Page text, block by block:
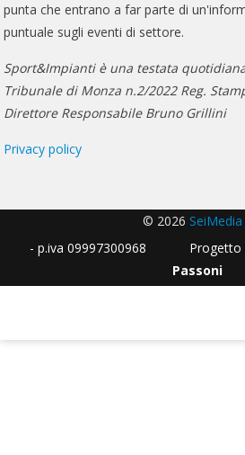
punta che entrano a far parte di
puntuale sugli eventi di settore.
Sport&Impianti è una testata
Tribunale di Monza n.2/2022 Reg.
Direttore Responsabile Bruno Grillini
Privacy policy
© 2026 SeiMedia
- p.iva 09997300968 Progetto
Passoni